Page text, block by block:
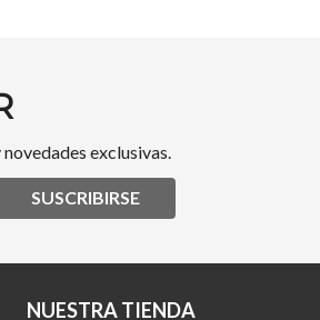
exclusivas.
SUSCRIBIRSE
NUESTRA TIENDA